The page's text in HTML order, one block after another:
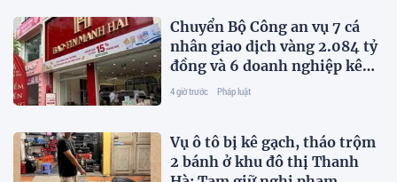
Chuyển Bộ Công an vụ 7 cá
nhân giao dịch vàng 2.084 tỷ
đồng và 6 doanh nghiệp kê
khai sai thuế
4 giờ trước Pháp luật
Vụ ô tô bị kê gạch, tháo trộm
2 bánh ở khu đô thị Thanh